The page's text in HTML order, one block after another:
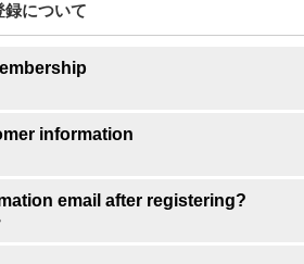
録について
information
email after registering?